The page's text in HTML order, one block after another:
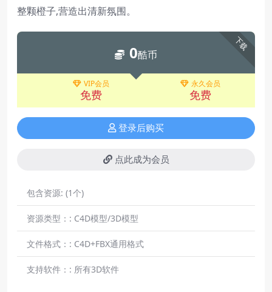
整颗橙子,营造出清新氛围。
下载
0酷币
VIP会员
免费
永久会员
免费
登录后购买
点此成为会员
包含资源: (1个)
资源类型：: C4D模型/3D模型
文件格式：: C4D+FBX通用格式
支持软件：: 所有3D软件